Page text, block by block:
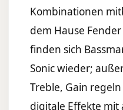
Kombinationen
dem Hause
finden sich
Sonic wieder;
Treble, Gain
digitale Effekte mit